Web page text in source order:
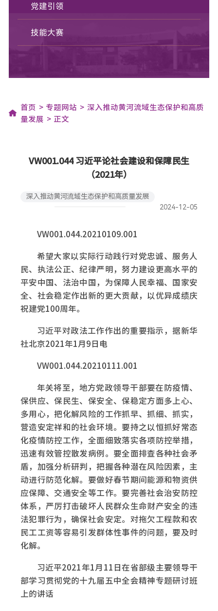
党建引领
技能大赛
首页 专题网站
深入推动黄河流域生态保护和高质
量发展
正文
VW001.044 习近平论社会建设和保障民生
（2021年）
深入推动黄河流域生态保护和高质量发展
2024-12-05
VW001.044.20210109.001
希望大家以实际行动践行对党忠诚、服务人
民、执法公正、纪律严明，努力建设更高水平的
平安中国、法治中国，为保障人民幸福、国家安
全、社会稳定作出新的更大贡献，以优异成绩庆
祝建党100周年。
习近平对政法工作作出的重要指示，据新华
社北京2021年1月9日电
VW001.044.20210111.001
年关将至，地方党政领导干部要在防疫情、
保供应、保民生、保安全、保稳定方面多上心、
多用心，把化解风险的工作抓早、抓细、抓实，
营造安定祥和的社会环境。要持之以恒抓好常态
化疫情防控工作，全面细致落实各项防控举措，
迅速有效管控散发病例。要全面排查各种社会矛
盾，加强分析研判，把握各种潜在风险因素，主
动进行防范化解。要做好春节期间能源和物资供
应保障、交通安全等工作。要完善社会治安防控
体系，严厉打击破坏人民群众生命财产安全的违
法犯罪行为，确保社会安定。对拖欠工程款和农
民工工资等容易引发群体性事件的问题，要及时
化解。
习近平2021年1月11日在省部级主要领导干
部学习贯彻党的十九届五中全会精神专题研讨班
上的讲话